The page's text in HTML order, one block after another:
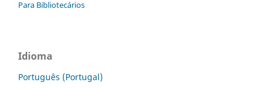
Para Bibliotecários
Idioma
Português (Portugal)